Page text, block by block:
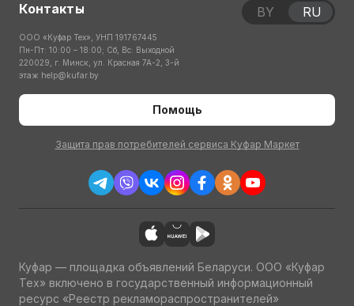
Контакты
ООО «Куфар Тех», УНП 191767445
Пн-Пт: 10:00 – 18:00; Сб, Вс: Выходной
220029, г. Минск, ул. Красная 7А-2, 3-й
этаж help@kufar.by
Помощь
Защита прав потребителей сервиса Куфар Маркет
BY RU
Куфар — площадка объявлений Беларуси. ООО «Куфар
Тех» включено в государственный информационный
ресурс «Реестр рекламораспространителей»